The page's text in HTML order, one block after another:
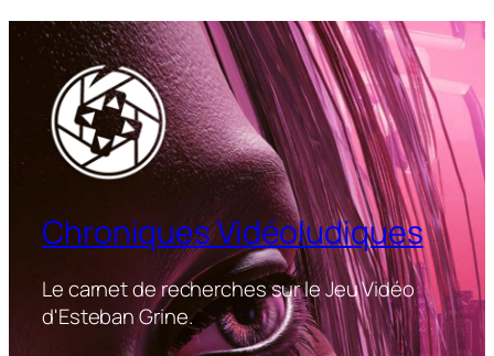
Chroniques Vidéoludiques
Le carnet de recherches sur le Jeu Vidéo
d'Esteban Grine.